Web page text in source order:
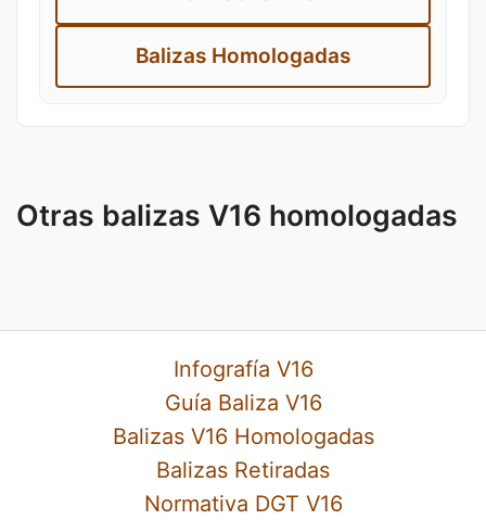
Balizas Homologadas
Otras balizas V16 homologadas
Infografía V16
Guía Baliza V16
Balizas V16 Homologadas
Balizas Retiradas
Normativa DGT V16